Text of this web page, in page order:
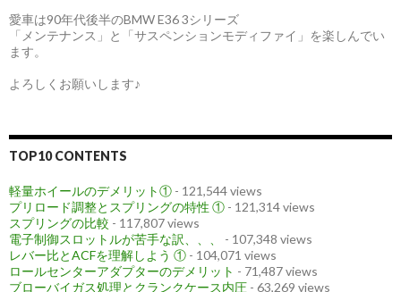
愛車は90年代後半のBMW E36 3シリーズ
「メンテナンス」と「サスペンションモディファイ」を楽しんでい
ます。
よろしくお願いします♪
TOP10 CONTENTS
軽量ホイールのデメリット① - 121,544 views
プリロード調整とスプリングの特性 ① - 121,314 views
スプリングの比較 - 117,807 views
電子制御スロットルが苦手な訳、、、
- 107,348 views
レバー比とACFを理解しよう ① - 104,071 views
ロールセンターアダプターのデメリット - 71,487 views
ブローバイガス処理とクランクケース内圧 - 63,269 views